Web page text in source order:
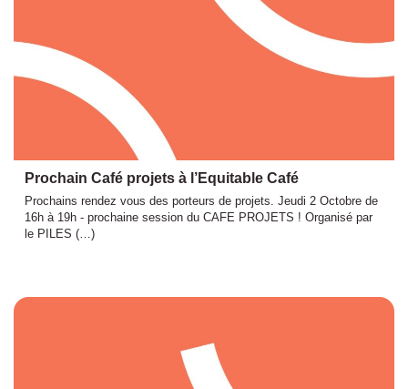
Prochain Café projets à l’Equitable Café
Prochains rendez vous des porteurs de projets. Jeudi 2 Octobre de
16h à 19h - prochaine session du CAFE PROJETS ! Organisé par
le PILES (…)